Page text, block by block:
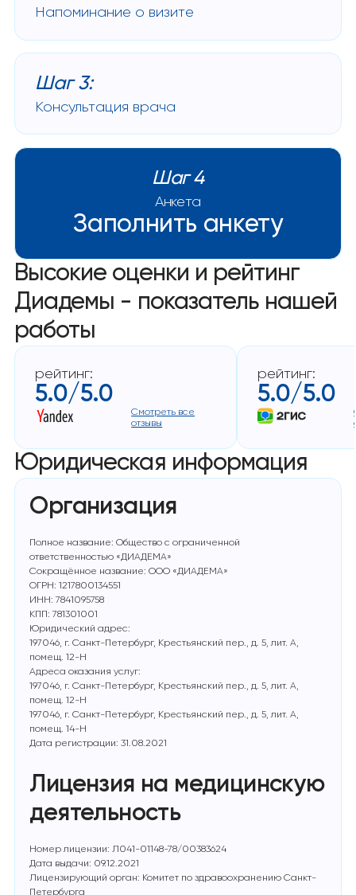
Напоминание о визите
Шаг 3:
Консультация врача
Шаг 4
Анкета
Заполнить анкету
Высокие оценки и рейтинг
Диадемы - показатель нашей
работы
рейтинг:
5.0/5.0
Смотреть все
отзывы
рейтинг:
5.0/5.0
Юридическая информация
Организация
Полное название: Общество с ограниченной
ответственностью «ДИАДЕМА»
Сокращённое название: ООО «ДИАДЕМА»
ОГРН: 1217800134551
ИНН: 7841095758
КПП: 781301001
Юридический адрес:
197046, г. Санкт-Петербург, Крестьянский пер., д. 5, лит. А,
помещ. 12-Н
Адреса оказания услуг:
197046, г. Санкт-Петербург, Крестьянский пер., д. 5, лит. А,
помещ. 12-Н
197046, г. Санкт-Петербург, Крестьянский пер., д. 5, лит. А,
помещ. 14-Н
Дата регистрации: 31.08.2021
Лицензия на медицинскую
деятельность
Номер лицензии: Л041-01148-78/00383624
Дата выдачи: 09.12.2021
Лицензирующий орган: Комитет по здравоохранению Санкт-
Петербурга